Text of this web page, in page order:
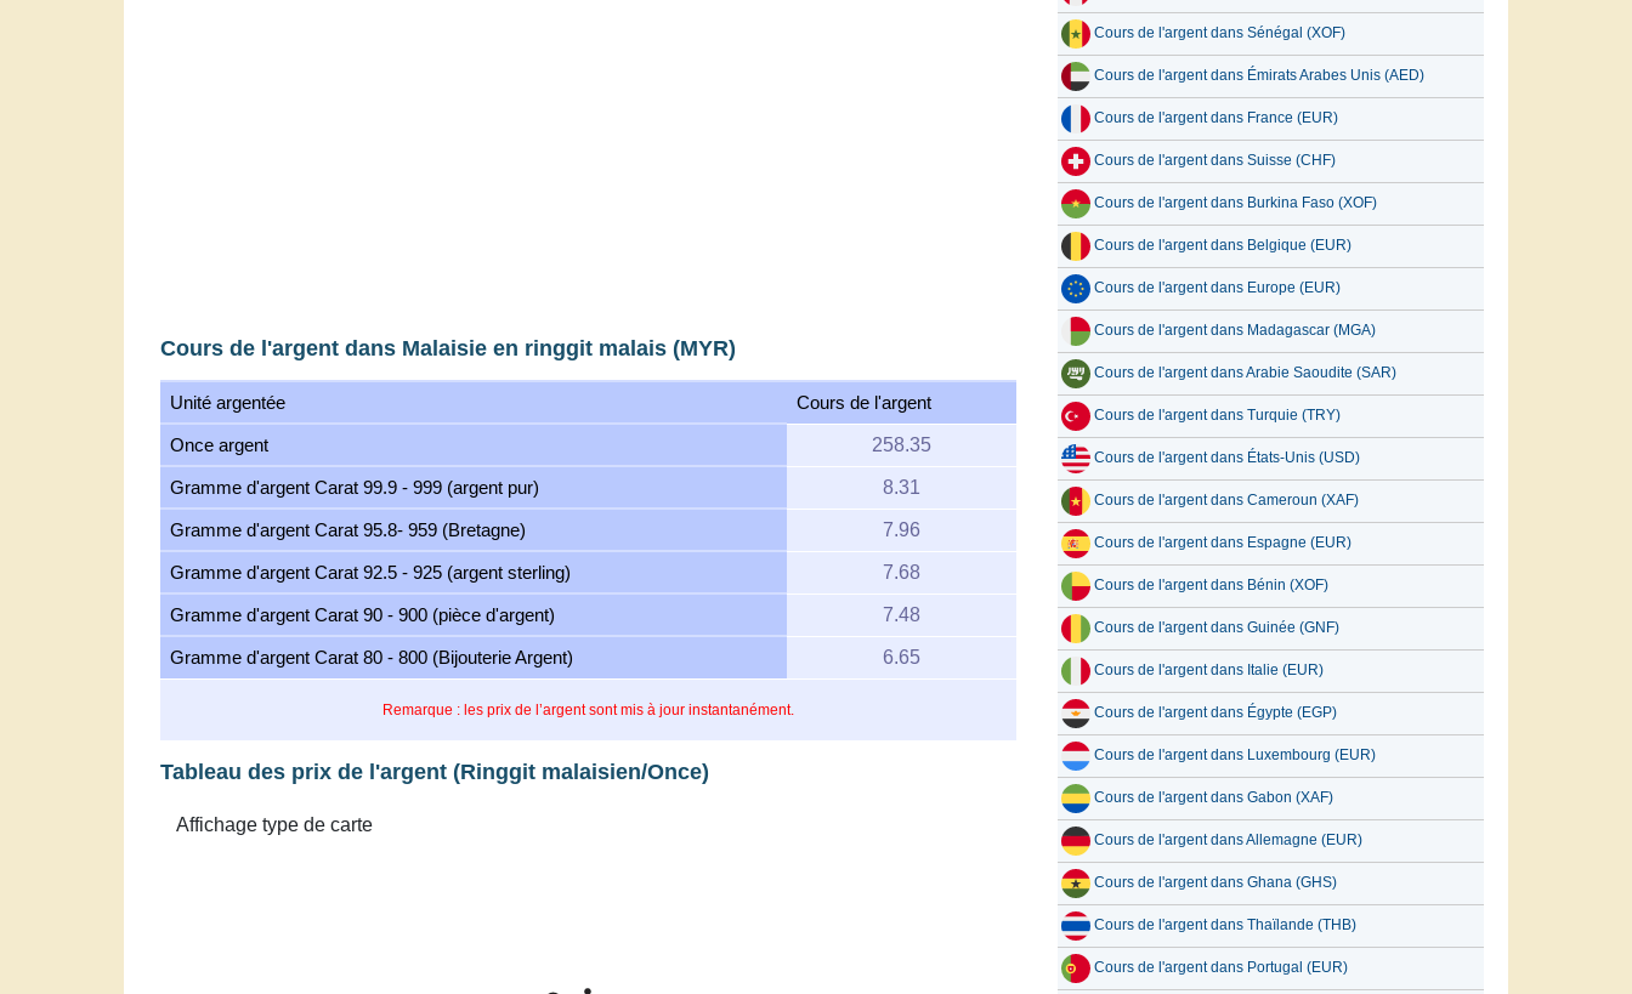
Cours de l'argent dans Malaisie en ringgit malais (MYR)
Unité argentée Cours de l'argent
Remarque : les prix de l’argent sont mis à jour instantanément.
Once argent 258.35
Gramme d'argent Carat 99.9 - 999 (argent pur) 8.31
Gramme d'argent Carat 95.8- 959 (Bretagne) 7.96
Gramme d'argent Carat 92.5 - 925 (argent sterling) 7.68
Gramme d'argent Carat 90 - 900 (pièce d'argent) 7.48
Gramme d'argent Carat 80 - 800 (Bijouterie Argent) 6.65
Tableau des prix de l'argent (Ringgit malaisien/Once)
Cours de l'argent dans Sénégal (XOF)
Cours de l'argent dans Émirats Arabes Unis (AED)
Cours de l'argent dans France (EUR)
Cours de l'argent dans Suisse (CHF)
Cours de l'argent dans Burkina Faso (XOF)
Cours de l'argent dans Belgique (EUR)
Cours de l'argent dans Europe (EUR)
Cours de l'argent dans Madagascar (MGA)
Cours de l'argent dans Arabie Saoudite (SAR)
Cours de l'argent dans Turquie (TRY)
Cours de l'argent dans États-Unis (USD)
Cours de l'argent dans Cameroun (XAF)
Cours de l'argent dans Espagne (EUR)
Cours de l'argent dans Bénin (XOF)
Cours de l'argent dans Guinée (GNF)
Cours de l'argent dans Italie (EUR)
Cours de l'argent dans Égypte (EGP)
Cours de l'argent dans Luxembourg (EUR)
Cours de l'argent dans Gabon (XAF)
Cours de l'argent dans Allemagne (EUR)
Cours de l'argent dans Ghana (GHS)
Cours de l'argent dans Thaïlande (THB)
Cours de l'argent dans Portugal (EUR)